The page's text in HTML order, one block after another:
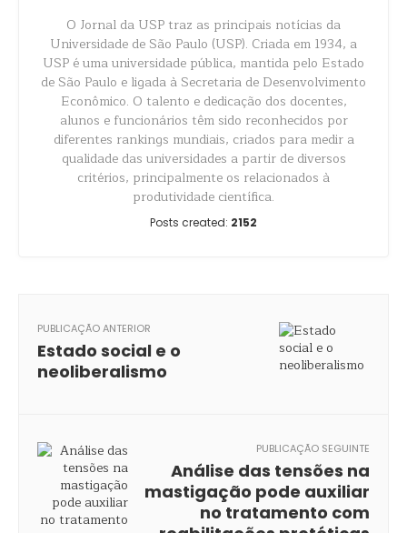
O Jornal da USP traz as principais notícias da
Universidade de São Paulo (USP). Criada em 1934, a
USP é uma universidade pública, mantida pelo Estado
de São Paulo e ligada à Secretaria de Desenvolvimento
Econômico. O talento e dedicação dos docentes,
alunos e funcionários têm sido reconhecidos por
diferentes rankings mundiais, criados para medir a
qualidade das universidades a partir de diversos
critérios, principalmente os relacionados à
produtividade científica.
Posts created: 2152
PUBLICAÇÃO ANTERIOR
Estado social e o
neoliberalismo
PUBLICAÇÃO SEGUINTE
Análise das tensões na
mastigação pode auxiliar
no tratamento com